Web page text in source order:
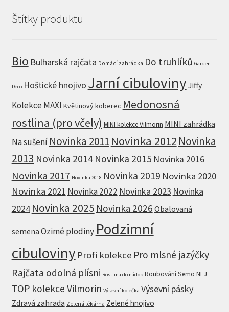
Štítky produktu
Bio Bulharská rajčata Domácí zahrádka Do truhlíků Garden
Deco Hoštické hnojivo Jarní cibuloviny Jiffy
Kolekce MAXI Květinový koberec Medonosná
rostlina (pro včely) MINI kolekce Vilmorin MINI zahrádka
Na sušení Novinka 2011Novinka 2012 Novinka
2013 Novinka 2014 Novinka 2015 Novinka 2016
Novinka 2017 Novinka 2018 Novinka 2019 Novinka 2020
Novinka 2021 Novinka 2022 Novinka 2023 Novinka
2024 Novinka 2025 Novinka 2026 Obalovaná
semena Ozimé plodiny Podzimní
cibuloviny Profi kolekce Pro mlsné jazýčky
Rajčata odolná plísni Rostlina do nádob RoubováníSemo NEJ
TOP kolekce Vilmorin Výsevní kolečka Výsevní pásky
Zdravá zahrada Zelená lékárna Zelené hnojivo